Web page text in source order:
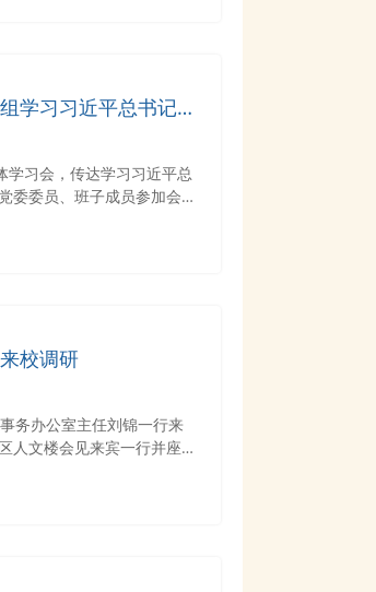
学习习近平总书记在
学习会，传达学习习近平总
委委员、班子成员参加会
校调研
务办公室主任刘锦一行来
人文楼会见来宾一行并座谈